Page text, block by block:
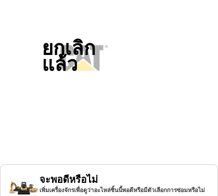
ยกเลิก
แล้ว
จะพอดีหรือไม่
เพิ่มเครื่องจักรเพื่อดูว่าอะไหล่ชิ้นนี้พอดีหรือมีตัวเลือกการซ่อมหรือไม่